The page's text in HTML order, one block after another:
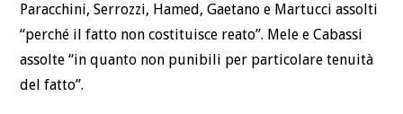
Paracchini, Serrozzi, Hamed, Gaetano e Martucci assolti
“perché il fatto non costituisce reato”. Mele e Cabassi
assolte “in quanto non punibili per particolare tenuità
del fatto”.